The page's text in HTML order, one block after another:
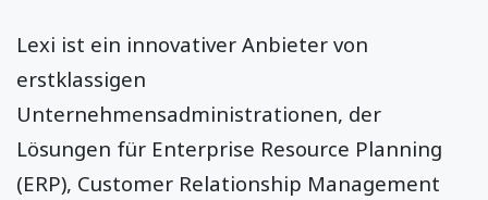
Lexi ist ein innovativer Anbieter von
erstklassigen
Unternehmensadministrationen, der
Lösungen für Enterprise Resource Planning
(ERP), Customer Relationship Management